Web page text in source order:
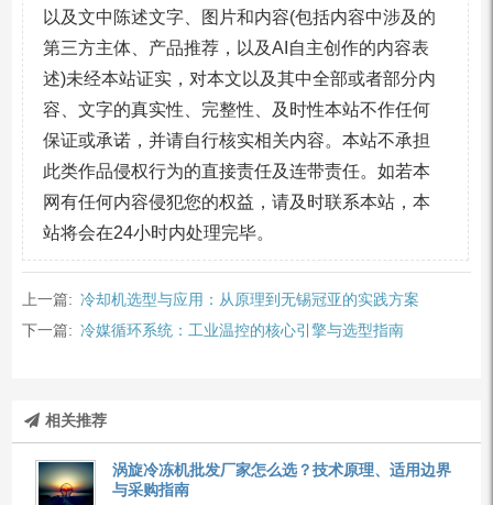
以及文中陈述文字、图片和内容(包括内容中涉及的
第三方主体、产品推荐，以及AI自主创作的内容表
述)未经本站证实，对本文以及其中全部或者部分内
容、文字的真实性、完整性、及时性本站不作任何
保证或承诺，并请自行核实相关内容。本站不承担
此类作品侵权行为的直接责任及连带责任。如若本
网有任何内容侵犯您的权益，请及时联系本站，本
站将会在24小时内处理完毕。
上一篇: 冷却机选型与应用：从原理到无锡冠亚的实践方案
下一篇: 冷媒循环系统：工业温控的核心引擎与选型指南
相关推荐
涡旋冷冻机批发厂家怎么选？技术原理、适用边界
与采购指南